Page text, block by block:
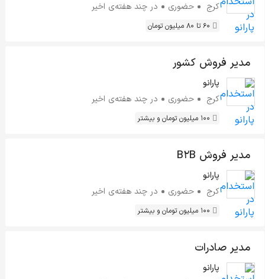
کرج
حضوری در چند هفته‌ی اخیر
60 تا 80 میلیون تومان
مدیر فروش کشور
پارانو
کرج
حضوری در چند هفته‌ی اخیر
100 میلیون تومان و بیشتر
مدیر فروش B2B
پارانو
کرج
حضوری در چند هفته‌ی اخیر
100 میلیون تومان و بیشتر
مدیر صادرات
پارانو